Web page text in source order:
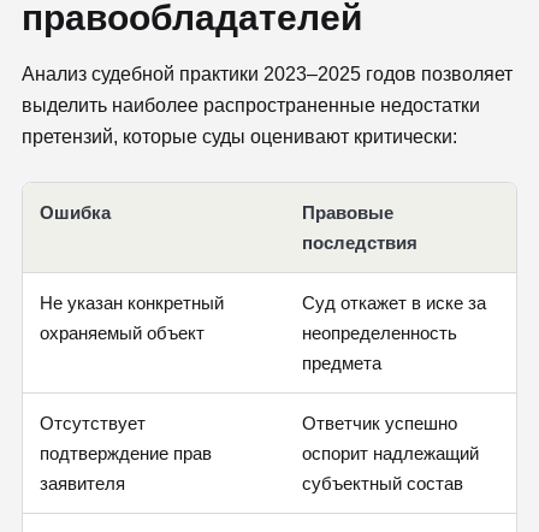
правообладателей
Анализ судебной практики 2023–2025 годов позволяет
выделить наиболее распространенные недостатки
претензий, которые суды оценивают критически:
Ошибка
Правовые
последствия
Не указан конкретный
охраняемый объект
Суд откажет в иске за
неопределенность
предмета
Отсутствует
подтверждение прав
заявителя
Ответчик успешно
оспорит надлежащий
субъектный состав